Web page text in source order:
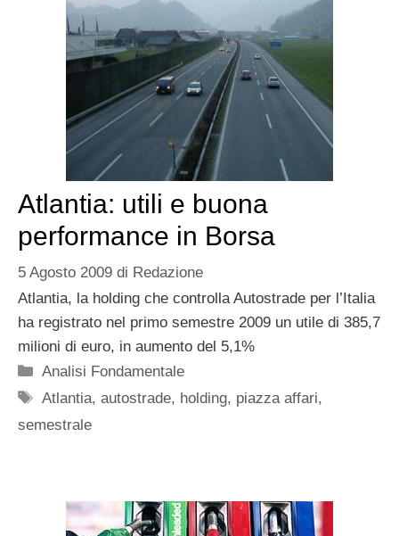
Atlantia: utili e buona
performance in Borsa
5 Agosto 2009 di Redazione
Atlantia, la holding che controlla Autostrade per l’Italia
ha registrato nel primo semestre 2009 un utile di 385,7
milioni di euro, in aumento del 5,1%
Categorie
Analisi Fondamentale
Tag
Atlantia,autostrade, holding, piazza affari,
semestrale